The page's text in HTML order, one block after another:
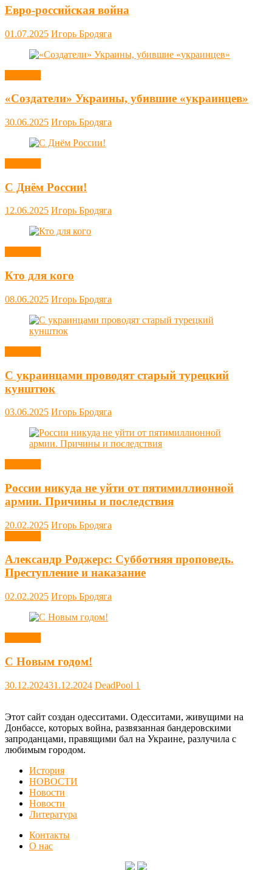
Евро-российская война
01.07.2025 Игорь Бродяга
«Создатели» Украины, убившие «украинцев»
30.06.2025 Игорь Бродяга
С Днём России!
12.06.2025 Игорь Бродяга
Кто для кого
08.06.2025 Игорь Бродяга
С украинцами проводят старый турецкий
кунштюк
03.06.2025 Игорь Бродяга
России никуда не уйти от пятимиллионной
армии. Причины и последствия
20.02.2025 Игорь Бродяга
Александр Роджерс: Субботняя проповедь.
Преступление и наказание
02.02.2025 Игорь Бродяга
С Новым годом!
30.12.202431.12.2024 DeadPool 1
Этот сайт создан одесситами. Одесситами, живущими на
Донбассе, которых война, развязанная бандеровскими
запроданцами, правящими бал на Украине, разлучила с
любимым городом.
История
НОВОСТИ
Новости
Новости
Литература
Контакты
О нас